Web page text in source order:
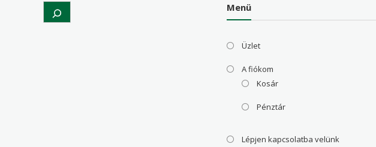
Search Menü
Üzlet
A fiókom
Kosár
Pénztár
Lépjen kapcsolatba velünk